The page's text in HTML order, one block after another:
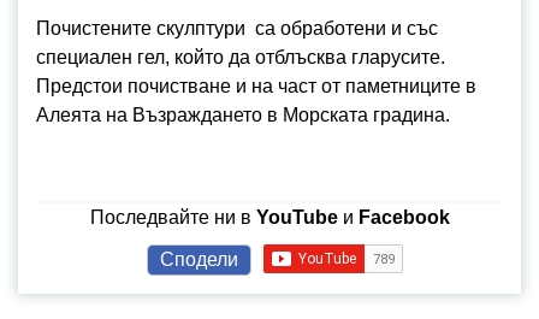
Почистените скулптури са обработени и със
специален гел, който да отблъсква гларусите.
Предстои почистване и на част от паметниците в
Алеята на Възраждането в Морската градина.
Последвайте ни в YouTubeи Facebook
Сподели